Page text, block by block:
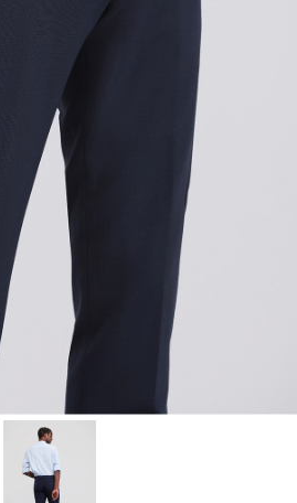
Crear lista de Favoritos
Cancelar Iniciar sesión